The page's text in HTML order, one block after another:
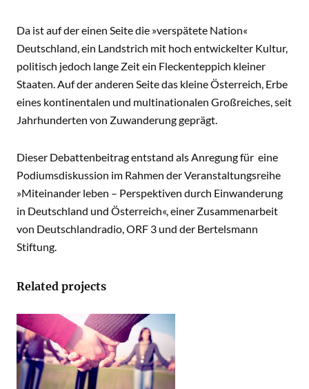
Da ist auf der einen Seite die »verspätete Nation«
Deutschland, ein Landstrich mit hoch entwickelter Kultur,
politisch jedoch lange Zeit ein Fleckenteppich kleiner
Staaten. Auf der anderen Seite das kleine Österreich, Erbe
eines kontinentalen und multinationalen Großreiches, seit
Jahrhunderten von Zuwanderung geprägt.
Dieser Debattenbeitrag entstand als Anregung für eine
Podiumsdiskussion im Rahmen der Veranstaltungsreihe
»Miteinander leben – Perspektiven durch Einwanderung
in Deutschland und Österreich«, einer Zusammenarbeit
von Deutschlandradio, ORF 3 und der Bertelsmann
Stiftung.
Related projects